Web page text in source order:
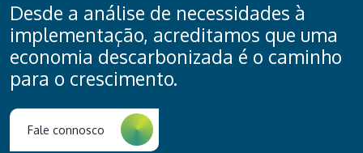
Desde a análise de necessidades à
implementação, acreditamos que uma
economia descarbonizada é o caminho
para o crescimento.
Fale connosco